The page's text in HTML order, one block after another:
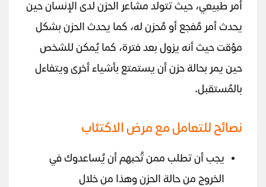
أمر طبيعي، حيث تتولد مشاعر الحزن لدى الإنسان حين
يحدث أمر مُفجع أو مُحزن له، كما يحدث الحزن بشكل
مؤقت حيث أنه يزول بعد فترة، كما يُمكن للشخص
حين يمر بحالة حزن أن يستمتع بأشياء أخرى ويتفاءل
بالمُستقبل.
نصائح للتعامل مع مرض الاكتئاب
يجب أن تطلب ممن تُحبهم أن يُساعدوك في
الخروج من حالة الحزن وهذا من خلال